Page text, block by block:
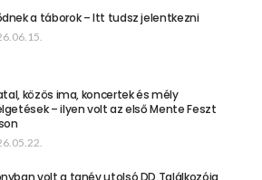
a táborok – Itt tudsz jelentkezni
közös ima, koncertek és mély
– ilyen volt az első Mente Feszt
volt a tanév utolsó DD Találkozója